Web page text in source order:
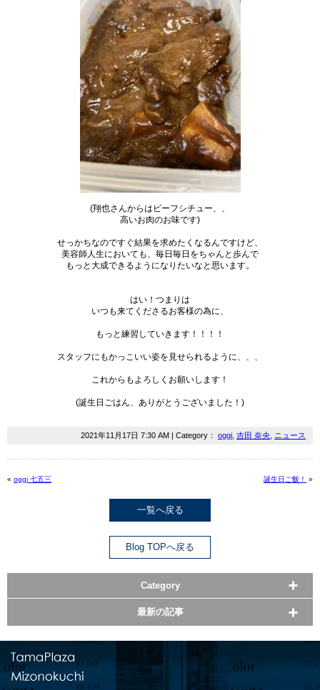
(翔也さんからはビーフシチュー、、
高いお肉のお味です)
せっかちなのですぐ結果を求めたくなるんですけど、
美容師人生においても、毎日毎日をちゃんと歩んで
もっと大成できるようになりたいなと思います。
はい！つまりは
いつも来てくださるお客様の為に、
もっと練習していきます！！！！
スタッフにもかっこいい姿を見せられるように、、、
これからもよろしくお願いします！
(誕生日ごはん、ありがとうございました！)
2021年11月17日 7:30 AM | Category： oggi 吉田 奈央 ニュース
« oggi 七五三 誕生日ご飯！ »
一覧へ戻る
Blog TOPへ戻る
Category
最新の記事